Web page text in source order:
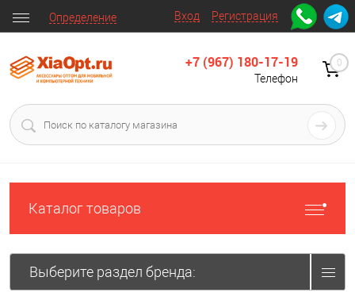
Вход Регистрация
Определение
+7 (967) 180-17-19
Телефон
0
Каталог товаров
Выберите раздел бренда: